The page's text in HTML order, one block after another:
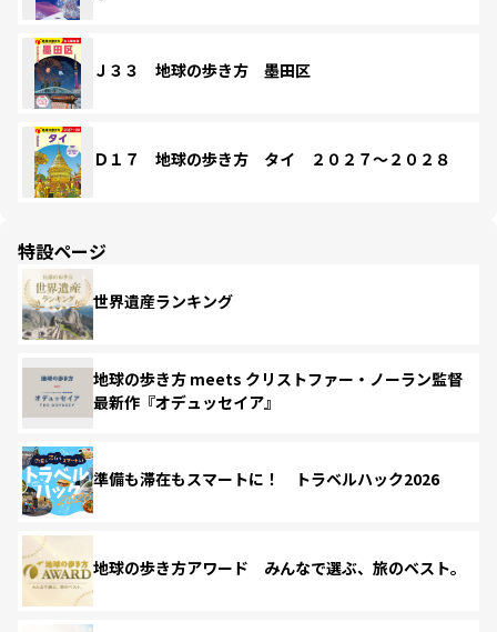
Ｊ３３ 地球の歩き方 墨田区
Ｄ１７ 地球の歩き方 タイ ２０２７～２０２８
特設ページ
世界遺産ランキング
地球の歩き方 meets クリストファー・ノーラン監督
最新作『オデュッセイア』
準備も滞在もスマートに！ トラベルハック2026
地球の歩き方アワード みんなで選ぶ、旅のベスト。